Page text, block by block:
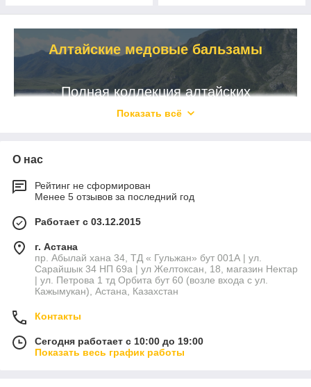
Алтайские медовые бальзамы
Полная коллекция алтайских
бальзамов на меду
ЛЕЧЕБНЫЕ БАЛЬЗАМЫ НА МЕДУ
Представляем вашему вниманию коллекцию натуральных
лечебных алтайских бальзамов на меду от известной на весь
мир компании «Алтайский букет». Появившись в продаже в
2012 году, уникальная линейка бальзамов завоевала
репутацию высококачественного и проверенного продукта.
1. Бальзам «Златоцвет»
2.
Показать всё
О нас
Рейтинг не сформирован
Менее 5 отзывов за последний год
Работает с 03.12.2015
г. Астана
пр. Абылай хана 34, ТД « Гульжан» бут 001А | ул.
Сарайшык 34 НП 69а | ул Желтоксан, 18, магазин Нектар
| ул. Петрова 1 тд Орбита бут 60 (возле входа с ул.
Кажымукан), Астана, Казахстан
Контакты
Сегодня работает с 10:00 до 19:00
Показать весь график работы